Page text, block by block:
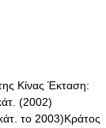
Κίνας Έκταση:
(2002)
το 2003)Κράτος